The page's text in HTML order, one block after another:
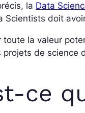
la Data
Scientists doit
toute la valeur
projets de science
ce